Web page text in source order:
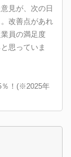
見が、次の日
改善点があれ
員の満足度
思っていま
％！(※2025年